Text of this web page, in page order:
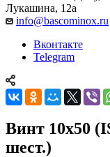
Лукашина, 12а
info@bascominox.ru
Вконтакте
Telegram
Винт 10х50
шест.)